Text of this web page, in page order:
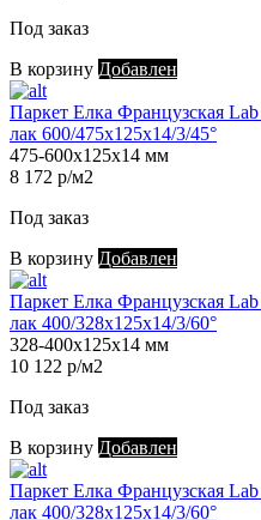
Под заказ
В корзину Добавлен
Паркет Елка Французская
лак 600/475х125х14/3/45°
475-600х125х14 мм
8 172 р/м2
Под заказ
В корзину Добавлен
Паркет Елка Французская
лак 400/328х125х14/3/60°
328-400х125х14 мм
10 122 р/м2
Под заказ
В корзину Добавлен
Паркет Елка Французская
лак 400/328х125х14/3/60°